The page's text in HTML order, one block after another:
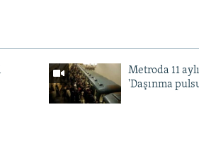
Metroda 11
'Daşınma